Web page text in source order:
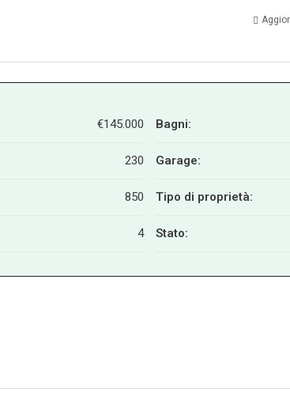
€145.000
230
850
4
Bagni:
Garage:
Tipo di proprietà:
Stato: